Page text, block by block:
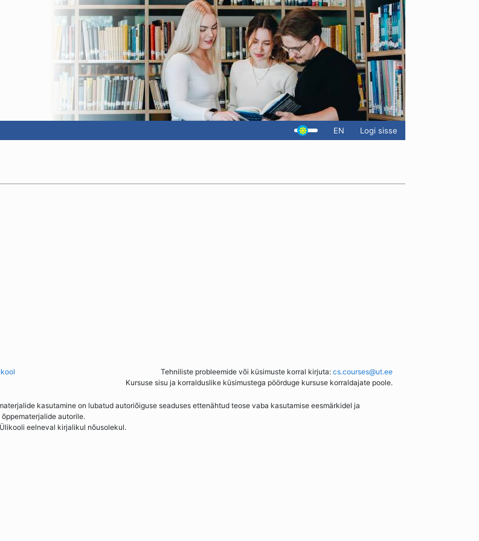
EN Logi sisse
Tehniliste probleemide või küsimuste korral kirjuta: cs.courses@ut.ee
Kursuse sisu ja korralduslike küsimustega pöörduge kursuse korraldajate poole.
kasutamine on lubatud autoriõiguse seaduses ettenähtud teose vaba kasutamise eesmärkidel ja
autorile.
eelneval kirjalikul nõusolekul.